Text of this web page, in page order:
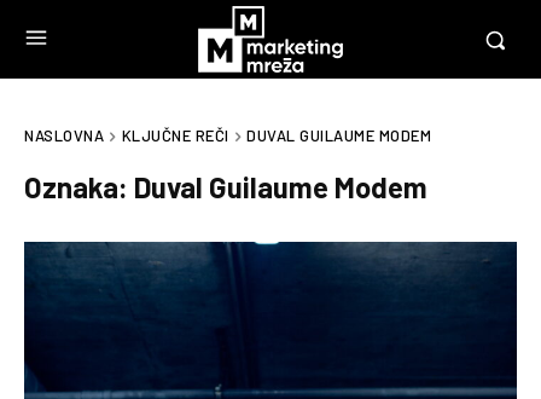
NASLOVNA KLJUČNE REČI DUVAL GUILAUME MODEM
Oznaka: Duval Guilaume Modem